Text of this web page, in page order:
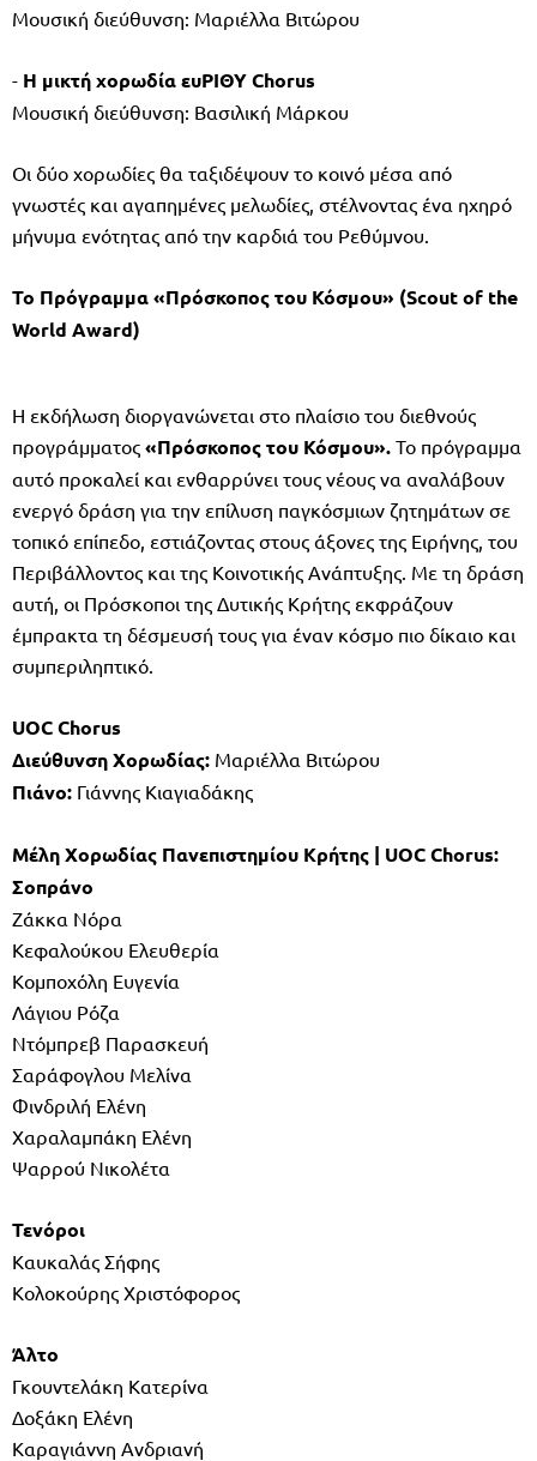
Μουσική διεύθυνση: Μαριέλλα Βιτώρου
- Η μικτή χορωδία ευΡΙΘΥ Chorus
Μουσική διεύθυνση: Βασιλική Μάρκου
Οι δύο χορωδίες θα ταξιδέψουν το κοινό μέσα από
γνωστές και αγαπημένες μελωδίες, στέλνοντας ένα ηχηρό
μήνυμα ενότητας από την καρδιά του Ρεθύμνου.
Το Πρόγραμμα «Πρόσκοπος του Κόσμου» (Scout of the
World Award)
Η εκδήλωση διοργανώνεται στο πλαίσιο του διεθνούς
προγράμματος «Πρόσκοπος του Κόσμου». Το πρόγραμμα
αυτό προκαλεί και ενθαρρύνει τους νέους να αναλάβουν
ενεργό δράση για την επίλυση παγκόσμιων ζητημάτων σε
τοπικό επίπεδο, εστιάζοντας στους άξονες της Ειρήνης, του
Περιβάλλοντος και της Κοινοτικής Ανάπτυξης. Με τη δράση
αυτή, οι Πρόσκοποι της Δυτικής Κρήτης εκφράζουν
έμπρακτα τη δέσμευσή τους για έναν κόσμο πιο δίκαιο και
συμπεριληπτικό.
UOC Chorus
Διεύθυνση Χορωδίας: Μαριέλλα Βιτώρου
Πιάνο: Γιάννης Κιαγιαδάκης
Μέλη Χορωδίας Πανεπιστημίου Κρήτης | UOC Chorus:
Σοπράνο
Ζάκκα Νόρα​
Κεφαλούκου Ελευθερία
Κομποχόλη Ευγενία
Λάγιου Ρόζα
Ντόμπρεβ Παρασκευή
Σαράφογλου Μελίνα
Φινδριλή Ελένη
Χαραλαμπάκη Ελένη
Ψαρρού Νικολέτα
Τενόροι
Καυκαλάς Σήφης
Κολοκούρης Χριστόφορος
Άλτο
Γκουντελάκη Κατερίνα
Δοξάκη Ελένη
Καραγιάννη Ανδριανή